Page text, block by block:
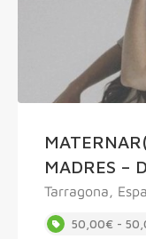
MADRES –
Tarragona,
50,00€ -